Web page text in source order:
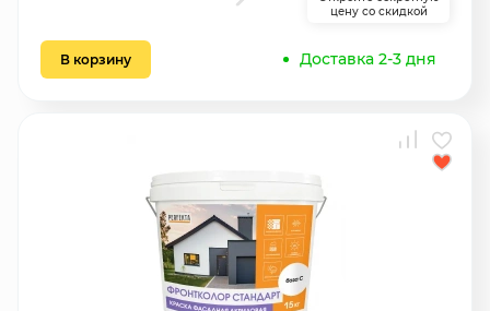
цену со скидкой
В корзину Доставка 2-3 дня